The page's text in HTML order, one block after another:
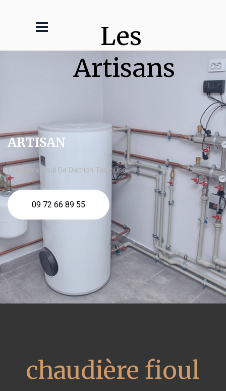
Les
Artisans
ARTISAN
chaudière fioul De Dietrich Toulouse
09 72 66 89 55
chaudière fioul